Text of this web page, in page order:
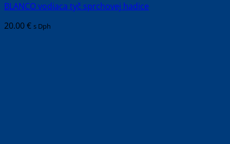
BLANCO vodiaca tyč sprchovej hadice
20.00€ s Dph